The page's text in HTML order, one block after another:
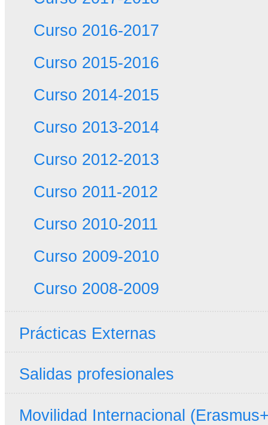
Curso 2016-2017
Curso 2015-2016
Curso 2014-2015
Curso 2013-2014
Curso 2012-2013
Curso 2011-2012
Curso 2010-2011
Curso 2009-2010
Curso 2008-2009
Prácticas Externas
Salidas profesionales
Movilidad Internacional